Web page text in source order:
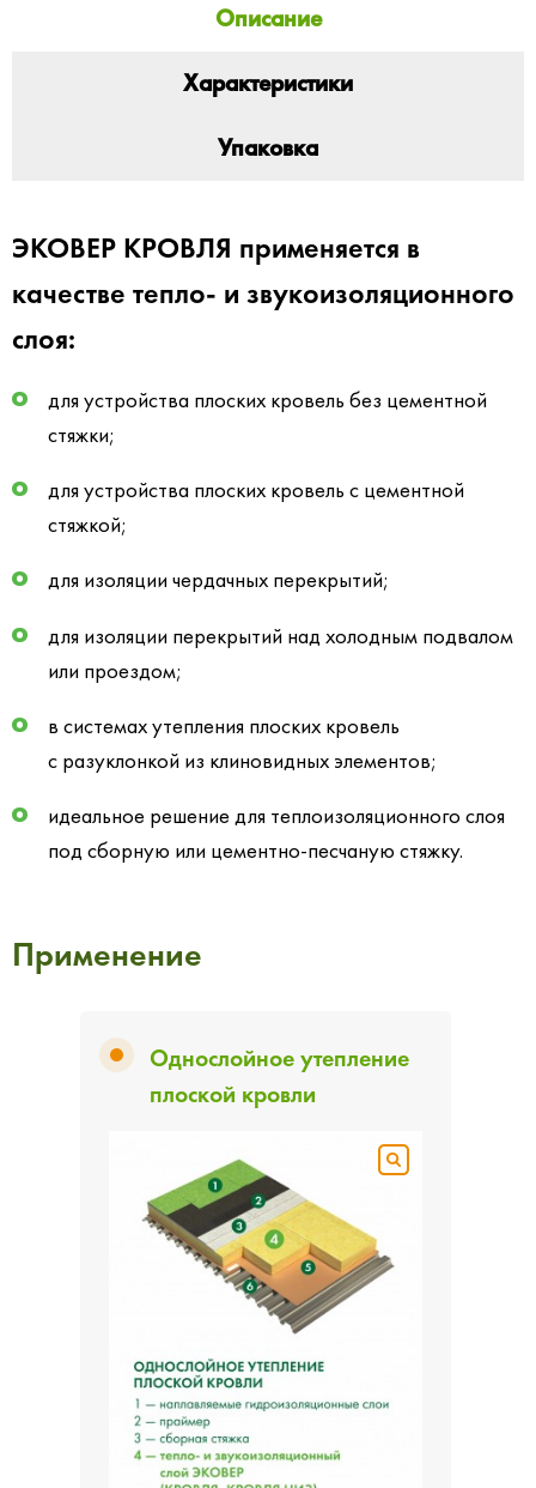
Описание
Характеристики
Упаковка
ЭКОВЕР КРОВЛЯ применяется в
качестве тепло- и звукоизоляционного
слоя:
для устройства плоских кровель без цементной
стяжки;
для устройства плоских кровель с цементной
стяжкой;
для изоляции чердачных перекрытий;
для изоляции перекрытий над холодным подвалом
или проездом;
в системах утепления плоских кровель
с разуклонкой из клиновидных элементов;
идеальное решение для теплоизоляционного слоя
под сборную или цементно-песчаную стяжку.
Применение
Однослойное утепление
плоской кровли